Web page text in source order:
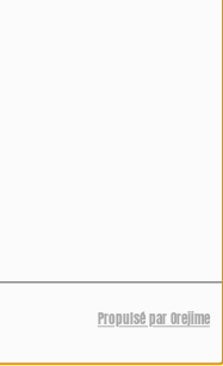
Propulsé par Orejime
la cour
dure quatre
pour le 17
car il doit
sur la disparition de
toujours clamé son